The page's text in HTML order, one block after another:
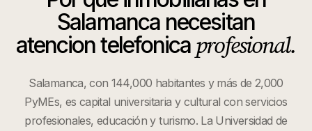
Salamancanecesitan
atencion telefonica profesional.
Salamanca, con 144,000 habitantes y más de 2,000
PyMEs, es capital universitaria y cultural con servicios
profesionales, educación y turismo. La Universidad de